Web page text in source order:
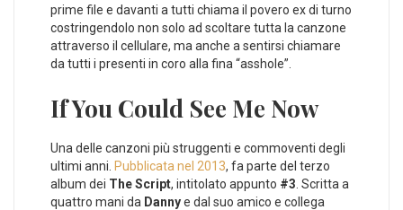
prime file e davanti a tutti chiama il povero ex di turno
costringendolo non solo ad scoltare tutta la canzone
attraverso il cellulare, ma anche a sentirsi chiamare
da tutti i presenti in coro alla fina “asshole”.
If You Could See Me Now
Una delle canzoni più struggenti e commoventi degli
ultimi anni. Pubblicata nel 2013, fa parte del terzo
album dei The Script, intitolato appunto #3 . Scritta a
quattro mani da Dannye dal suo amico e collega